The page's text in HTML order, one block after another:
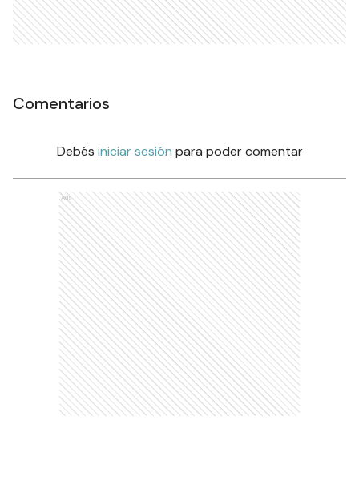
Comentarios
Debés iniciar sesión para poder comentar
Ads